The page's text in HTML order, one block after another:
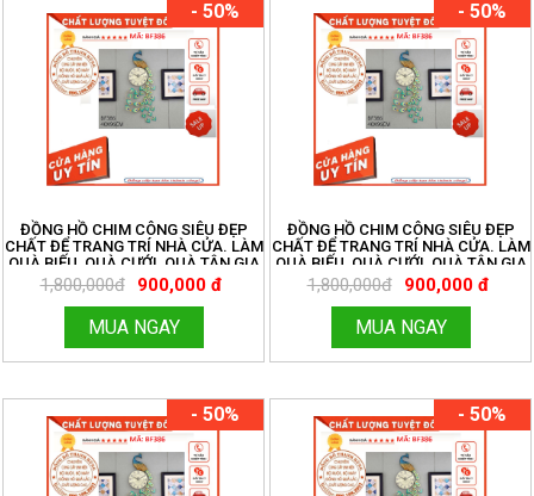
- 50%
ĐỒNG HỒ CHIM CÔNG SIÊU ĐẸP
CHẤT ĐỂ TRANG TRÍ NHÀ CỬA. LÀM
QUÀ BIẾU, QUÀ CƯỚI, QUÀ TÂN GIA
MÃ BF38
1,800,000đ 900,000 đ
MUA NGAY
- 50%
ĐỒNG HỒ CHIM CÔNG SIÊU ĐẸP
CHẤT ĐỂ TRANG TRÍ NHÀ CỬA. LÀM
QUÀ BIẾU, QUÀ CƯỚI, QUÀ TÂN GIA
MÃ BF38
1,800,000đ 900,000 đ
MUA NGAY
- 50% - 50%